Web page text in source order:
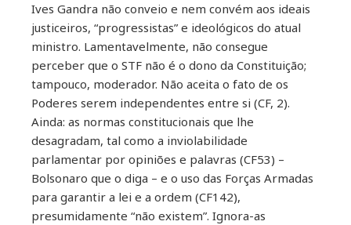
Ives Gandra não conveio e nem convém aos ideais
justiceiros, “progressistas” e ideológicos do atual
ministro. Lamentavelmente, não consegue
perceber que o STF não é o dono da Constituição;
tampouco, moderador. Não aceita o fato de os
Poderes serem independentes entre si (CF, 2).
Ainda: as normas constitucionais que lhe
desagradam, tal como a inviolabilidade
parlamentar por opiniões e palavras (CF53) –
Bolsonaro que o diga – e o uso das Forças Armadas
para garantir a lei e a ordem (CF142),
presumidamente “não existem”. Ignora-as